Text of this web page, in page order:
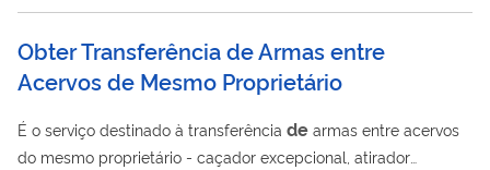
propriedade industrial oudecessãodedireitosde
propriedade industrial. O serviço consiste,...
Obter Transferência de Armas entre
Acervos de Mesmo Proprietário
É o serviço destinado à transferência de armas entre acervos
do mesmo proprietário - caçador excepcional, atirador